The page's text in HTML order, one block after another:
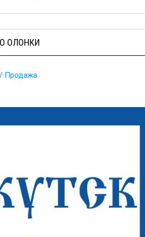
ОЛОНКИ
Продажа